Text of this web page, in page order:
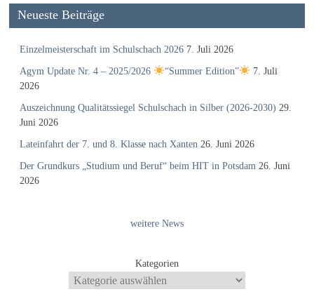
Neueste Beiträge
Einzelmeisterschaft im Schulschach 2026 7. Juli 2026
Agym Update Nr. 4 – 2025/2026 “Summer Edition”
7. Juli
2026
Auszeichnung Qualitätssiegel Schulschach in Silber (2026-2030) 29.
Juni 2026
Lateinfahrt der 7. und 8. Klasse nach Xanten 26. Juni 2026
Der Grundkurs „Studium und Beruf“ beim HIT in Potsdam 26. Juni
2026
weitere News
Kategorien